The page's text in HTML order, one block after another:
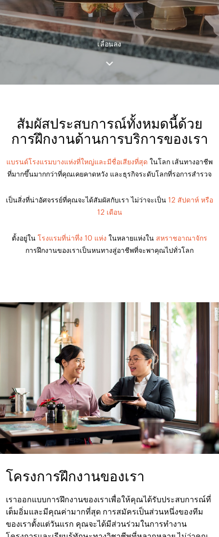
เลื่อนลง
สัมผัสประสบการณ์ทั้งหมดนี้ด้วย
การฝึกงานด้านการบริการของเรา
แบรนด์โรงแรมบางแห่งที่ใหญ่และมีชื่อเสียงที่สุด ในโลก เส้นทางอาชีพ
ที่มากขึ้นมากกว่าที่คุณเคยคาดหวัง และธุรกิจระดับโลกที่รอการสำรวจ
เป็นสิ่งที่น่าอัศจรรย์ที่คุณจะได้สัมผัสกับเรา ไม่ว่าจะเป็น 12 สัปดาห์ หรือ
12 เดือน
ตั้งอยู่ใน โรงแรมที่น่าทึ่ง 10 แห่ง ในหลายแห่งใน สหราชอาณาจักร
การฝึกงานของเราเป็นหนทางสู่อาชีพที่จะพาคุณไปทั่วโลก
โครงการฝึกงานของเรา
เราออกแบบการฝึกงานของเราเพื่อให้คุณได้รับประสบการณ์ที่
เต็มอิ่มและมีคุณค่ามากที่สุด การสมัครเป็นส่วนหนึ่งของทีม
ของเราตั้งแต่วันแรก คุณจะได้มีส่วนร่วมในการทำงาน